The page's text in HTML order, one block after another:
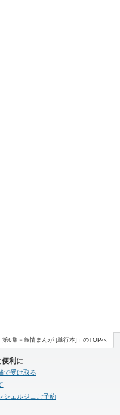
利に
で受け取る
シェルジェご予約
第6集－叙情まんが [単行本]」のTOPへ